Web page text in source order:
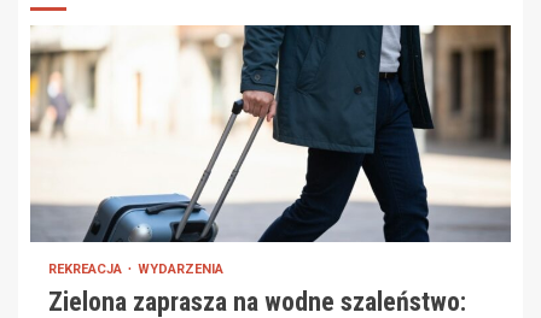
REKREACJA WYDARZENIA
Zielona zaprasza na wodne szaleństwo: